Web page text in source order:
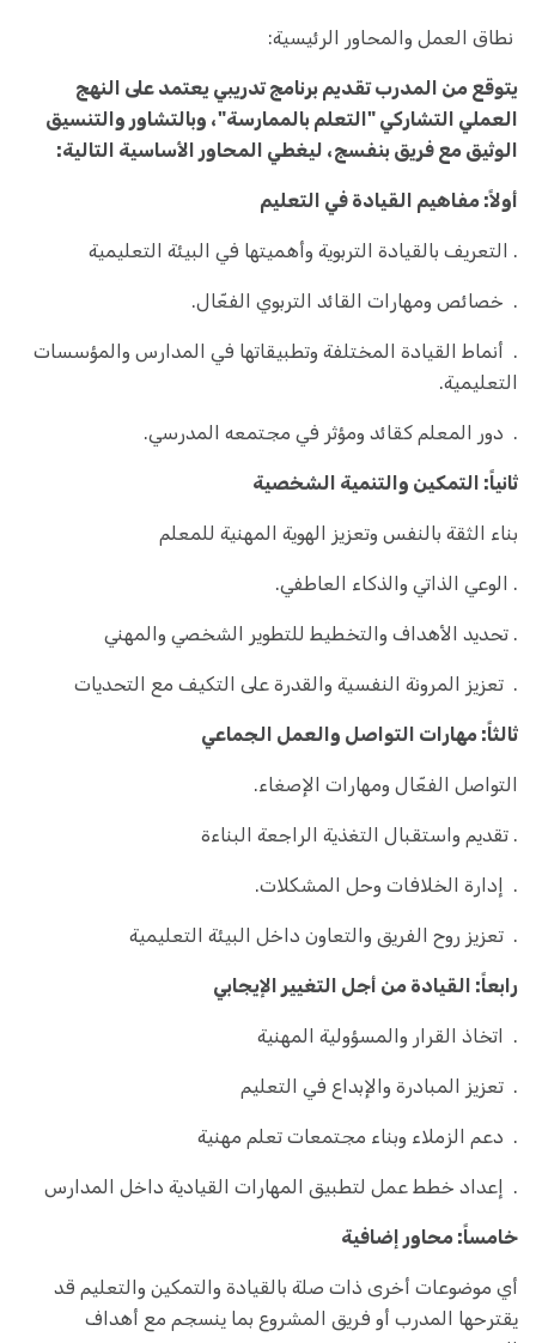
نطاق العمل والمحاور الرئيسية:
يتوقع من المدرب تقديم برنامج تدريبي يعتمد على النهج
العملي التشاركي "التعلم بالممارسة"، وبالتشاور والتنسيق
الوثيق مع فريق بنفسج، ليغطي المحاور الأساسية التالية:
أولاً: مفاهيم القيادة في التعليم
. التعريف بالقيادة التربوية وأهميتها في البيئة التعليمية
. خصائص ومهارات القائد التربوي الفعّال.
. أنماط القيادة المختلفة وتطبيقاتها في المدارس والمؤسسات
التعليمية.
. دور المعلم كقائد ومؤثر في مجتمعه المدرسي.
ثانياً: التمكين والتنمية الشخصية
بناء الثقة بالنفس وتعزيز الهوية المهنية للمعلم
. الوعي الذاتي والذكاء العاطفي.
. تحديد الأهداف والتخطيط للتطوير الشخصي والمهني
. تعزيز المرونة النفسية والقدرة على التكيف مع التحديات
ثالثاً: مهارات التواصل والعمل الجماعي
التواصل الفعّال ومهارات الإصغاء.
. تقديم واستقبال التغذية الراجعة البناءة
. إدارة الخلافات وحل المشكلات.
. تعزيز روح الفريق والتعاون داخل البيئة التعليمية
رابعاً: القيادة من أجل التغيير الإيجابي
. اتخاذ القرار والمسؤولية المهنية
. تعزيز المبادرة والإبداع في التعليم
. دعم الزملاء وبناء مجتمعات تعلم مهنية
. إعداد خطط عمل لتطبيق المهارات القيادية داخل المدارس
خامساً: محاور إضافية
أي موضوعات أخرى ذات صلة بالقيادة والتمكين والتعليم قد
يقترحها المدرب أو فريق المشروع بما ينسجم مع أهداف